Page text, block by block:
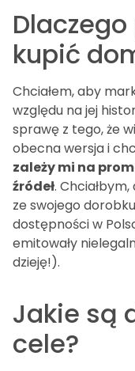
kupić
Chciałem, aby
względu na jej
sprawę z tego, że
obecna wersja i
zależy mi na
źródeł.
ze swojego
dostępności w
emitowały
dzieję!).
Jakie są
cele?